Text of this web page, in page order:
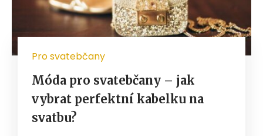
Pro svatebčany
Móda pro svatebčany – jak
vybrat perfektní kabelku na
svatbu?